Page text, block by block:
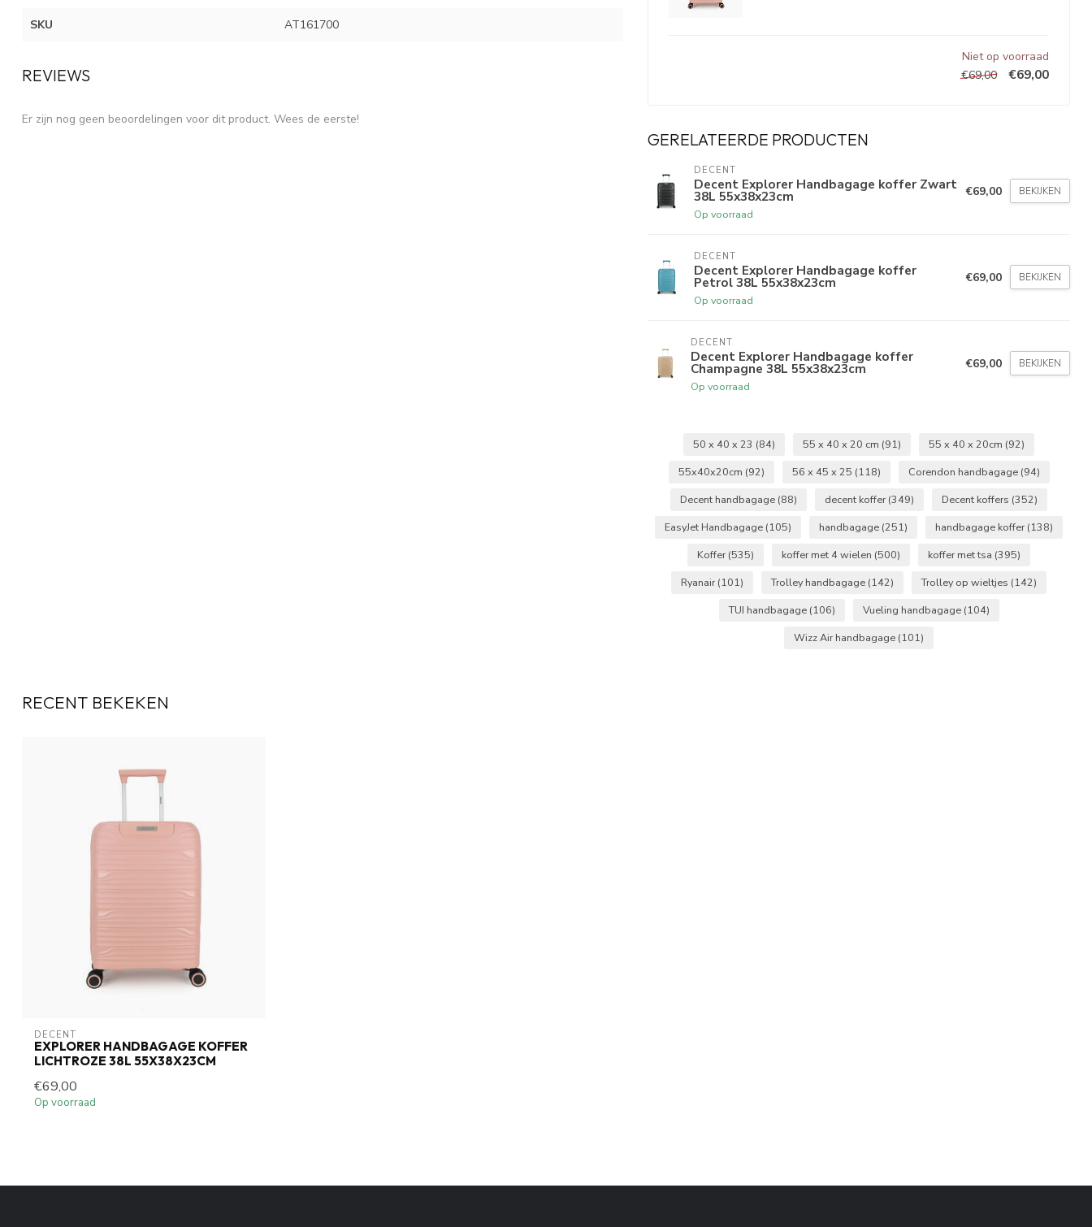
Gewicht
(Fabrieks)Garantie
2 jaar
SKU AT161700
REVIEWS
Er zijn nog geen beoordelingen voor dit product. Wees de eerste!
Niet op voorraad
€69,00
€69,00
GERELATEERDE PRODUCTEN
DECENT
Decent Explorer Handbagage koffer Zwart
38L 55x38x23cm
Op voorraad
€69,00 BEKIJKEN
DECENT
Decent Explorer Handbagage koffer
Petrol 38L 55x38x23cm
Op voorraad
€69,00 BEKIJKEN
DECENT
Decent Explorer Handbagage koffer
Champagne 38L 55x38x23cm
Op voorraad
€69,00 BEKIJKEN
50 x 40 x 23 (84) 55 x 40 x 20 cm (91) 55 x 40 x 20cm (92)
55x40x20cm (92) 56 x 45 x 25 (118) Corendon handbagage (94)
Decent handbagage (88) decent koffer (349) Decent koffers (352)
EasyJet Handbagage (105) handbagage (251) handbagage koffer (138)
Koffer (535) koffer met 4 wielen (500) koffer met tsa (395)
Ryanair (101) Trolley handbagage (142) Trolley op wieltjes (142)
TUI handbagage (106) Vueling handbagage (104)
Wizz Air handbagage (101)
RECENT BEKEKEN
DECENT
EXPLORER HANDBAGAGE KOFFER
LICHTROZE 38L 55X38X23CM
€69,00
Op voorraad